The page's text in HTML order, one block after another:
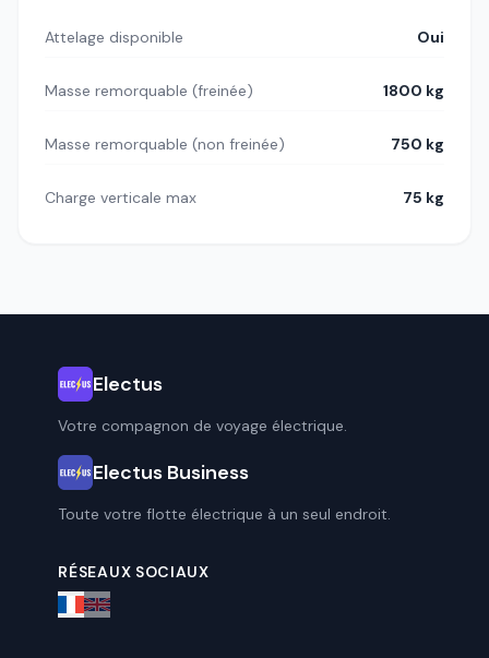
Attelage disponible Oui
Masse remorquable (freinée) 1800 kg
Masse remorquable (non freinée) 750 kg
Charge verticale max 75 kg
Electus
Votre compagnon de voyage électrique.
Electus Business
Toute votre flotte électrique à un seul endroit.
RÉSEAUX SOCIAUX